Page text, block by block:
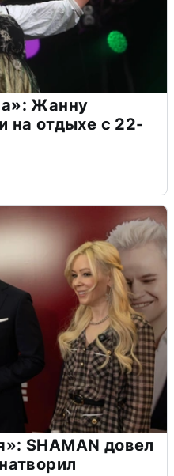
Жанну
на отдыхе с 22-
SHAMAN довел